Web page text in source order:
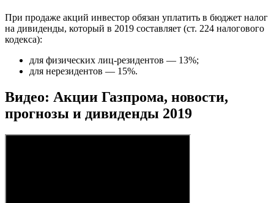
При продаже акций инвестор обязан уплатить в бюджет налог
на дивиденды, который в 2019 составляет (ст. 224 налогового
кодекса):
для физических лиц-резидентов — 13%;
для нерезидентов — 15%.
Видео: Акции Газпрома, новости,
прогнозы и дивиденды 2019